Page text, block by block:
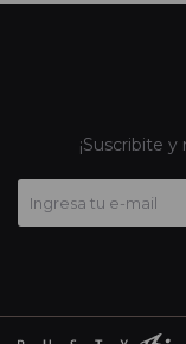
¡Suscribite